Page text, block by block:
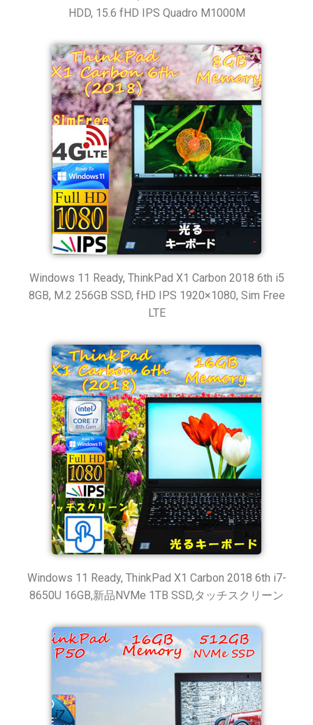
HDD, 15.6 fHD IPS Quadro M1000M
Windows 11 Ready, ThinkPad X1 Carbon 2018 6th i5
8GB, M.2 256GB SSD, fHD IPS 1920×1080, Sim Free
LTE
Windows 11 Ready, ThinkPad X1 Carbon 2018 6th i7-
8650U 16GB,新品NVMe 1TB SSD,タッチスクリーン